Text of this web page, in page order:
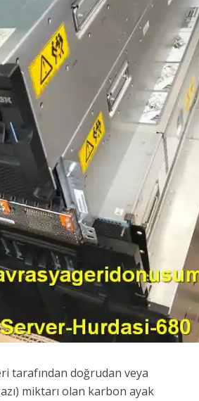
tarafından doğrudan veya
miktarı olan karbon ayak